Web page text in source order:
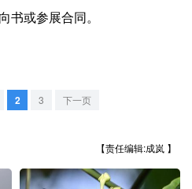
江苏
福建 江西
书或参展合同。
2 3 下一页
【责任编辑:成岚 】